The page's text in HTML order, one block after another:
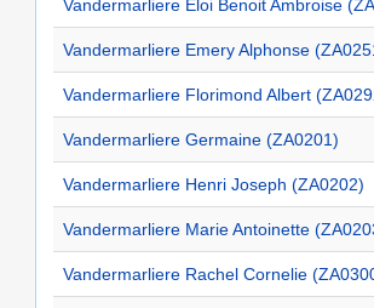
Vandermarliere Eloi Benoit Ambroise
Vandermarliere Emery Alphonse
Vandermarliere Florimond Albert
Vandermarliere Germaine (ZA0201)
Vandermarliere Henri Joseph (ZA0202)
Vandermarliere Marie Antoinette
Vandermarliere Rachel Cornelie